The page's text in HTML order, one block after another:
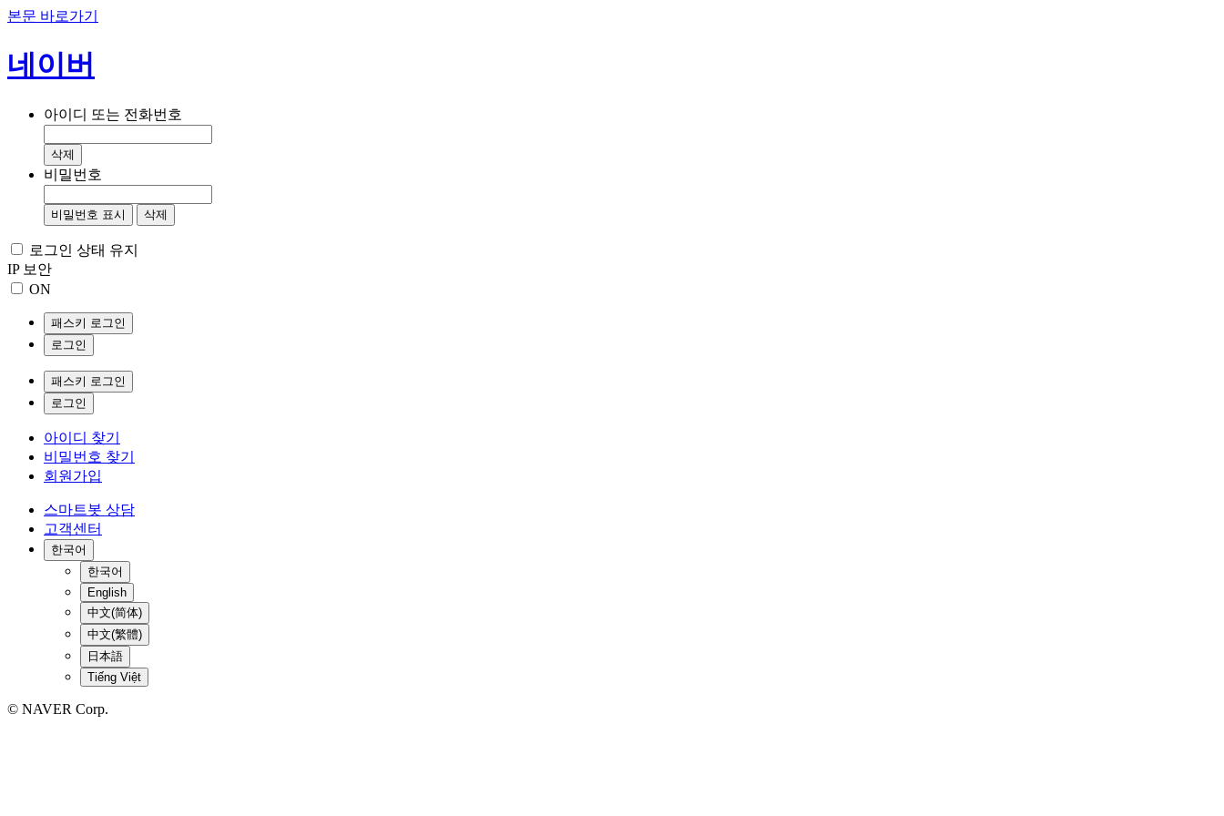
본문 바로가기
네이버
아이디 또는 전화번호
삭제
비밀번호
비밀번호 표시 삭제
로그인 상태 유지
IP 보안
ON
패스키 로그인
로그인
패스키 로그인
로그인
아이디 찾기
비밀번호 찾기
회원가입
스마트봇 상담
고객센터
한국어
한국어
English
中文(简体)
中文(繁體)
日本語
Tiếng Việt
© NAVER Corp.